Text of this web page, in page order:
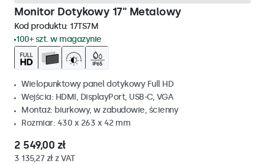
Monitor Dotykowy 17" Metalowy
Kod produktu: 17TS7M
100+ szt. w magazynie
Wielopunktowy panel dotykowy Full HD
Wejścia: HDMI, DisplayPort, USB-C, VGA
Montaż: biurkowy, w zabudowie, ścienny
Rozmiar: 430 x 263 x 42 mm
2 549,00 zł
3 135,27 zł z VAT